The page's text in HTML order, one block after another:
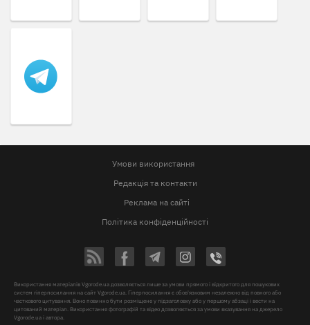
Умови використання
Редакція та контакти
Реклама на сайті
Політика конфіденційності
Використання матеріалів Vgorode.ua дозволяється лише за умови прямого і відкритого для пошукових
систем гіперпосилання на сайт Vgorode.ua. Гіперпосилання є обов'язковим незалежно від повного або
часткового цитування. Воно повинно бути розміщене у підзаголовку або у першому абзаці і вести на
цитований матеріал. Використання фотографій та відео дозволяється за умови вказування на джерело
Vgorode.ua і автора.